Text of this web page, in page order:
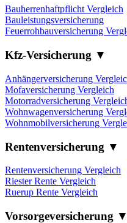
Bauherrenhaftpflicht Vergleich
Bauleistungsversicherung
Feuerrohbauversicherung
Kfz-Versicherung ▼
Anhängerversicherung
Mofaversicherung Vergleich
Motorradversicherung
Wohnwagenversicherung
Wohnmobilversicherung
Rentenversicherung ▼
Rentenversicherung Vergleich
Riester Rente Vergleich
Ruerup Rente Vergleich
Vorsorgeversicherung ▼